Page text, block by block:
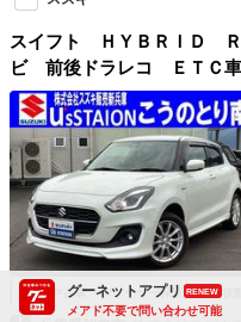
スイフト ＨＹＢＲＩＤ
ビ 前後ドラレコ ＥＴＣ
フティーサポート 衝突被
ポート ブラインドスポッ
クアラート
認定中古車 ディーラー保証 車両状
グーネットアプリ RENEW
メアド不要で問い合わせ可能